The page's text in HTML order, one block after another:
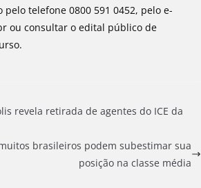
telefone 0800 591 0452, pelo e-
ou consultar o edital público de
revela retirada de agentes do ICE da
brasileiros podem subestimar sua
posição na classe média